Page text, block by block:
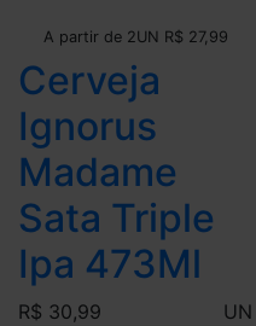
A partir de 2UN R$ 27,99
Cerveja
Ignorus
Madame
Sata Triple
Ipa 473Ml
R$ 30,99 UN